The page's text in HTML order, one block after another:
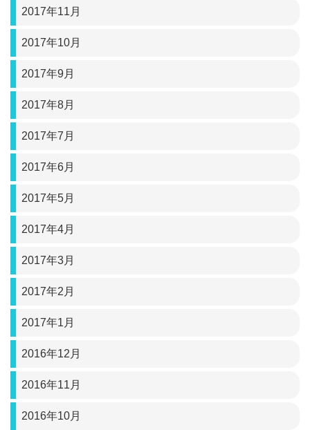
2017年11月
2017年10月
2017年9月
2017年8月
2017年7月
2017年6月
2017年5月
2017年4月
2017年3月
2017年2月
2017年1月
2016年12月
2016年11月
2016年10月